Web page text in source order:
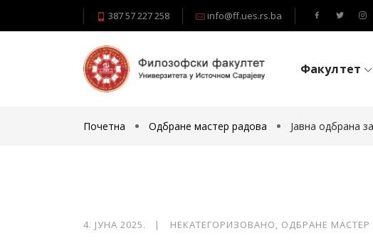
387 57 227 258 info@ff.ues.rs.ba
Факултет
Почетна Одбране мастер радова Јавна одбрана
4. ЈУНА 2025. | НЕКАТЕГОРИЗОВАНО, ОДБРАНЕ